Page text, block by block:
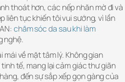
thoát hơn, các nếp nhăn mờ đi và
liên tục khiến tôi vui sướng, vì lần
chăm sóc da sau khi làm
nghệ.
về mặt tâm lý. Không gian
tế, mang lại cảm giác thư giãn
đến sự sắp xếp gọn gàng của